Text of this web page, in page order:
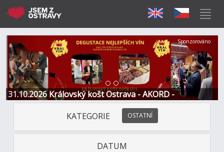
31.10.2026 Královský košt Ostrava - AKORD -
Restaurace a Hotel
Předchozí Další
Sponzorováno
KATEGORIE OSTATNÍ
DATUM